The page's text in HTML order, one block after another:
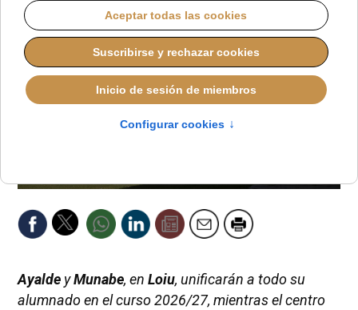
AyaldeyMunabe, en Loiu, unificarán a todo su
alumnado en el curso 2026/27, mientras el centro